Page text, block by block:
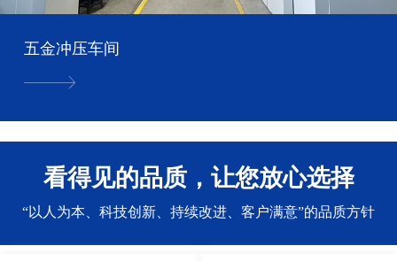
五金冲压车间
看得见的品质，让您放心选择
“以人为本、科技创新、持续改进、客户满意”的品质方针